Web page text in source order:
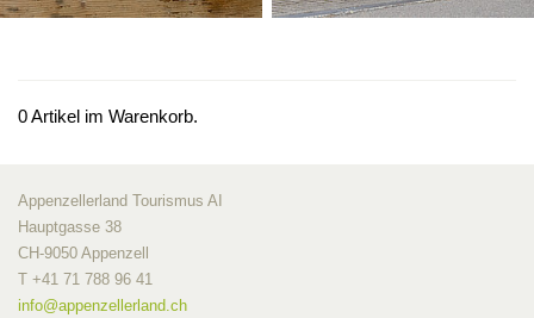
0Artikel im Warenkorb.
Appenzellerland Tourismus AI
Hauptgasse 38
CH-9050 Appenzell
T +41 71 788 96 41
info@appenzellerland.ch